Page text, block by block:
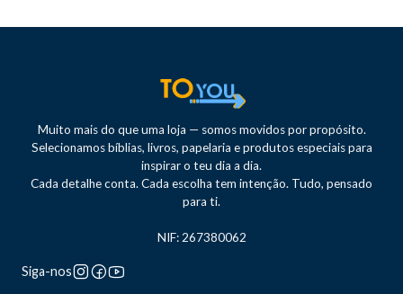
Muito mais do que uma loja — somos movidos por propósito.
Selecionamos bíblias, livros, papelaria e produtos especiais para
inspirar o teu dia a dia.
Cada detalhe conta. Cada escolha tem intenção. Tudo, pensado
para ti.
NIF: 267380062
Siga-nos